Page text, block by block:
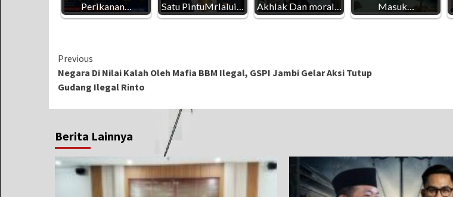
Perikanan…
Satu PintuMrlalui…
Akhlak Dan moral…
Masuk…
Continue
Reading
Previous
Negara Di Nilai Kalah Oleh Mafia BBM Ilegal, GSPI Jambi Gelar Aksi Tutup
Gudang Ilegal Rinto
Berita Lainnya